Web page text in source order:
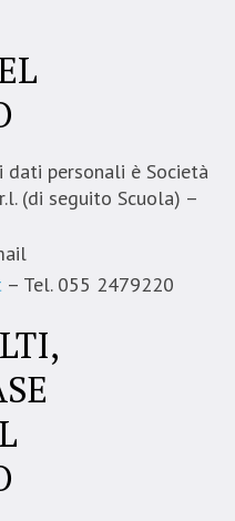
personali è Società
(di seguito Scuola) –
– Tel. 055 2479220